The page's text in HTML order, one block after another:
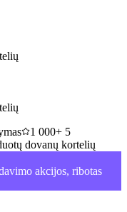
1 000+ 5
dovanų kortelių
akcijos, ribotas